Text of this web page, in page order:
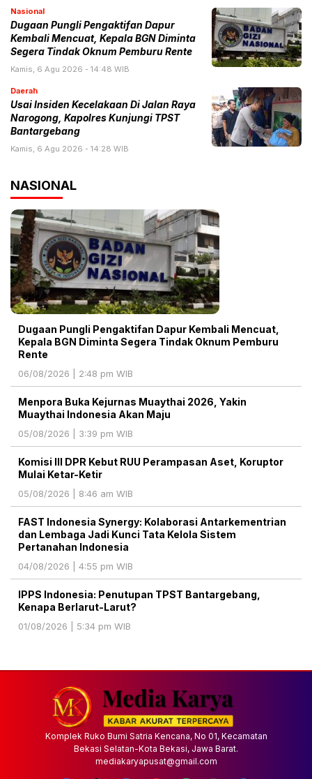
Nasional
Dugaan Pungli Pengaktifan Dapur
Kembali Mencuat, Kepala BGN Diminta
Segera Tindak Oknum Pemburu Rente
Kamis, 6 Agu 2026 - 14:48 WIB
Daerah
Usai Insiden Kecelakaan Di Jalan Raya
Narogong, Kapolres Kunjungi TPST
Bantargebang
Kamis, 6 Agu 2026 - 14:28 WIB
NASIONAL
Dugaan Pungli Pengaktifan Dapur Kembali Mencuat,
Kepala BGN Diminta Segera Tindak Oknum Pemburu
Rente
06/08/2026 | 2:48 pm WIB
Menpora Buka Kejurnas Muaythai 2026, Yakin
Muaythai Indonesia Akan Maju
05/08/2026 | 3:39 pm WIB
Komisi III DPR Kebut RUU Perampasan Aset, Koruptor
Mulai Ketar-Ketir
05/08/2026 | 8:46 am WIB
FAST Indonesia Synergy: Kolaborasi Antarkementrian
dan Lembaga Jadi Kunci Tata Kelola Sistem
Pertanahan Indonesia
04/08/2026 | 4:55 pm WIB
IPPS Indonesia: Penutupan TPST Bantargebang,
Kenapa Berlarut-Larut?
01/08/2026 | 5:34 pm WIB
Komplek Ruko Bumi Satria Kencana, No 01, Kecamatan
Bekasi Selatan-Kota Bekasi, Jawa Barat.
mediakaryapusat@gmail.com